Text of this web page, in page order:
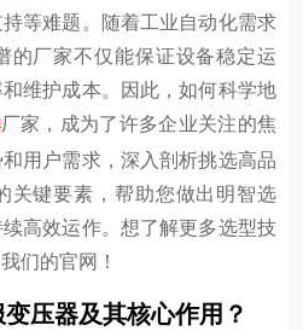
等难题。随着工业自动化需求
的厂家不仅能保证设备稳定运
维护成本。因此，如何科学地
厂家，成为了许多企业关注的焦
用户需求，深入剖析挑选高品
关键要素，帮助您做出明智选
高效运作。想了解更多选型技
们的官网！
压器及其核心作用？